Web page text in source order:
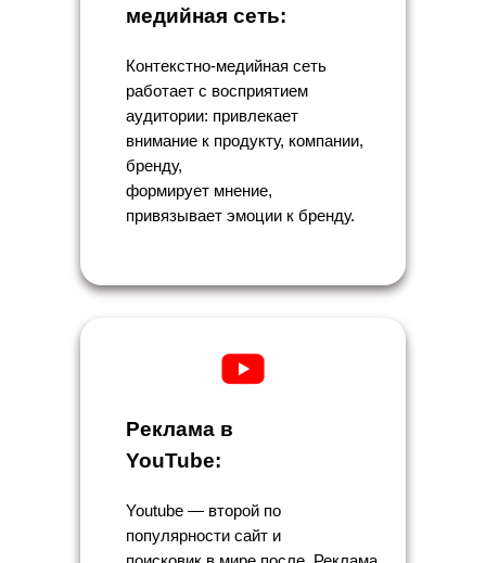
медийная сеть:
Контекстно-медийная сеть
работает с восприятием
аудитории: привлекает
внимание к продукту, компании,
бренду,
формирует мнение,
привязывает эмоции к бренду.
Реклама в
YouTube:
Youtube — второй по
популярности сайт и